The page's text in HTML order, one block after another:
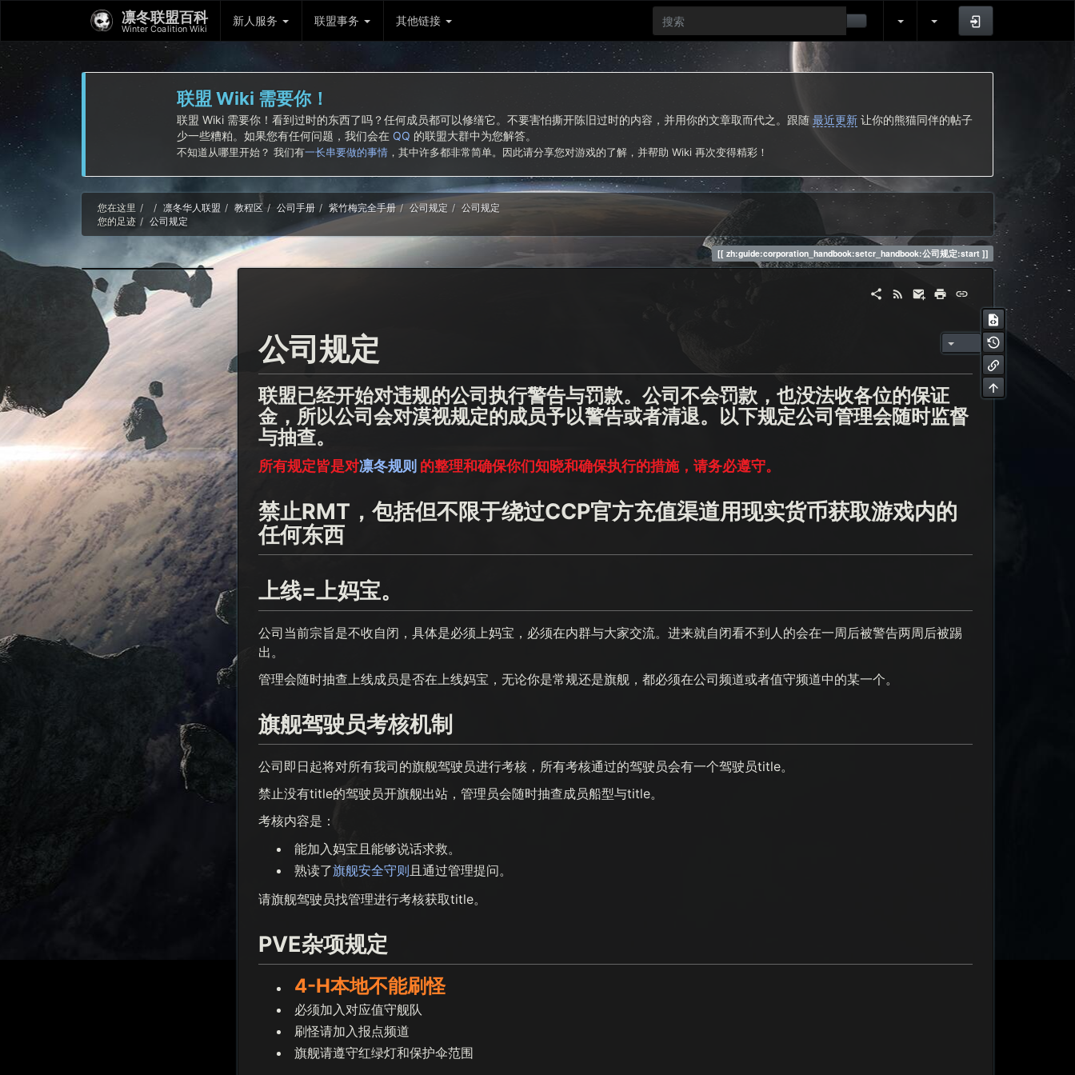
凛冬联盟百科
Winter Coalition Wiki
新人服务 联盟事务 其他链接
联盟 Wiki 需要你！
联盟 Wiki 需要你！看到过时的东西了吗？任何成员都可以修缮它。不要害怕撕开陈旧过时的内容，并用你的文章取而代之。跟随 最近更新让你的熊猫同伴的帖子
少一些糟粕。如果您有任何问题，我们会在 QQ 的联盟大群中为您解答。
不知道从哪里开始？ 我们有一长串要做的事情，其中许多都非常简单。因此请分享您对游戏的了解，并帮助 Wiki 再次变得精彩！
您在这里 Home凛冬华人联盟 教程区 公司手册 紫竹梅完全手册 公司规定
公司规定
您的足迹
公司规定
zh:guide:corporation_handbook:setcr_handbook:公司规定:start
公司规定
联盟已经开始对违规的公司执行警告与罚款。公司不会罚款，也没法收各位的保证
金，所以公司会对漠视规定的成员予以警告或者清退。以下规定公司管理会随时监督
与抽查。
所有规定皆是对凛冬规则 的整理和确保你们知晓和确保执行的措施，请务必遵守。
禁止RMT，包括但不限于绕过CCP官方充值渠道用现实货币获取游戏内的
任何东西
上线=上妈宝。
公司当前宗旨是不收自闭，具体是必须上妈宝，必须在内群与大家交流。进来就自闭看不到人的会在一周后被警告两周后被踢
出。
管理会随时抽查上线成员是否在上线妈宝，无论你是常规还是旗舰，都必须在公司频道或者值守频道中的某一个。
旗舰驾驶员考核机制
公司即日起将对所有我司的旗舰驾驶员进行考核，所有考核通过的驾驶员会有一个驾驶员title。
禁止没有title的驾驶员开旗舰出站，管理员会随时抽查成员船型与title。
考核内容是：
能加入妈宝且能够说话求救。
熟读了旗舰安全守则 且通过管理提问。
请旗舰驾驶员找管理进行考核获取title。
PVE杂项规定
4-H本地不能刷怪
必须加入对应值守舰队
刷怪请加入报点频道
旗舰请遵守红绿灯和保护伞范围